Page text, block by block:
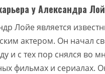
у Александра
Лойе является
актером. Он начал
и с тех пор снялся во
фильмах и сериалах.